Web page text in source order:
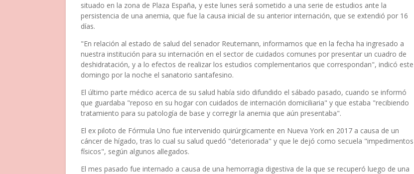
situado en la zona de Plaza España, y este lunes será sometido a una serie de estudios ante la
persistencia de una anemia, que fue la causa inicial de su anterior internación, que se extendió por 16
días.
"En relación al estado de salud del senador Reutemann, informamos que en la fecha ha ingresado a
nuestra institución para su internación en el sector de cuidados comunes por presentar un cuadro de
deshidratación, y a lo efectos de realizar los estudios complementarios que correspondan", indicó este
domingo por la noche el sanatorio santafesino.
El último parte médico acerca de su salud había sido difundido el sábado pasado, cuando se informó
que guardaba "reposo en su hogar con cuidados de internación domiciliaria" y que estaba "recibiendo
tratamiento para su patología de base y corregir la anemia que aún presentaba".
El ex piloto de Fórmula Uno fue intervenido quirúrgicamente en Nueva York en 2017 a causa de un
cáncer de hígado, tras lo cual su salud quedó "deteriorada" y que le dejó como secuela "impedimentos
físicos", según algunos allegados.
El mes pasado fue internado a causa de una hemorragia digestiva de la que se recuperó luego de una